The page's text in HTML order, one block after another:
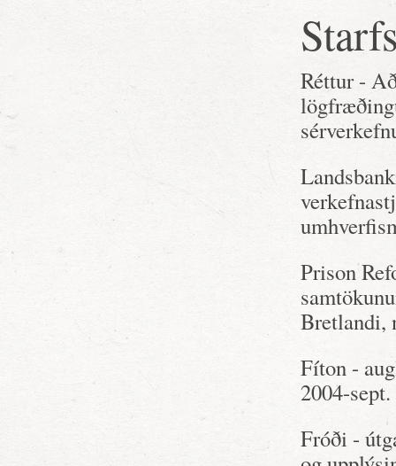
Réttur -
Prison
Bretlandi,
Fíton -
2004-
Fróði -